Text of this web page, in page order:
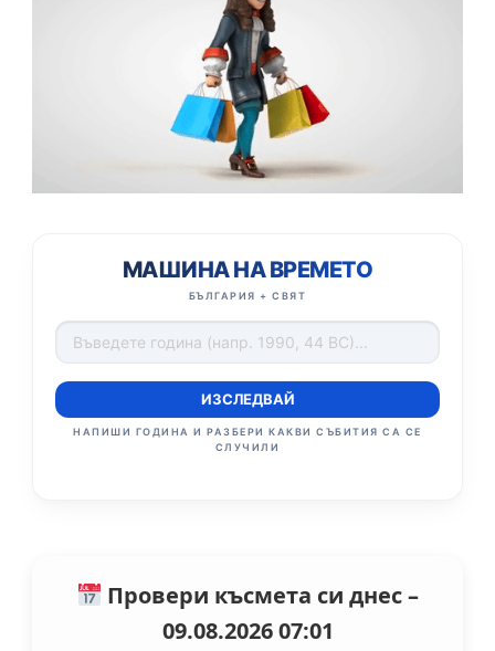
МАШИНА НА ВРЕМЕТО
БЪЛГАРИЯ + СВЯТ
ИЗСЛЕДВАЙ
НАПИШИ ГОДИНА И РАЗБЕРИ КАКВИ СЪБИТИЯ СА СЕ
СЛУЧИЛИ
Провери късмета си днес –
09.08.2026 07:01